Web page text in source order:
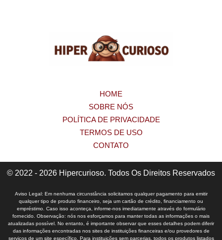
HOME
SOBRE NÓS
POLÍTICA DE PRIVACIDADE
TERMOS DE USO
CONTATO
© 2022 - 2026 Hipercurioso. Todos Os Direitos Reservados
Aviso Legal: Em nenhuma circunstância solicitamos qualquer pagamento para emitir
qualquer tipo de produto financeiro, seja um cartão de crédito, financiamento ou
empréstimo. Caso isso aconteça, informe-nos imediatamente através do formulário
fornecido. Observação: nós nos esforçamos para manter todas as informações o mais
atualizadas possível. No entanto, é importante observar que esses detalhes podem diferir
das informações encontradas nos sites de instituições financeiras e/ou provedores de
serviços de um site específico. Para instituições sem parcerias, todos os produtos listados